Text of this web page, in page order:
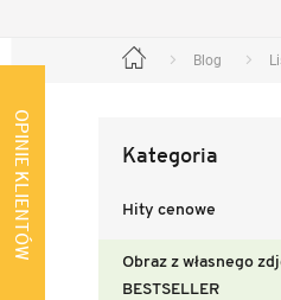
OPINIE KLIENTÓW
Home Blog
kategorie
Kategoria
Hity cenowe
Obraz z własnego
BESTSELLER